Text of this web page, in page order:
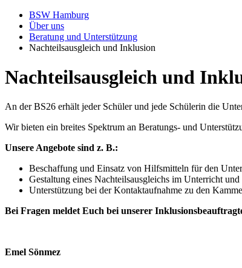
BSW Hamburg
Über uns
Beratung und Unterstützung
Nachteilsausgleich und Inklusion
Nachteilsausgleich und
An der BS26 erhält jeder Schüler und jede Schülerin die
Wir bieten ein breites Spektrum an Beratungs- und
Unsere Angebote sind z. B.:
Beschaffung und Einsatz von Hilfsmitteln für den
Gestaltung eines Nachteilsausgleichs im Unterricht
Unterstützung bei der Kontaktaufnahme zu den
Bei Fragen meldet Euch bei unserer
Emel Sönmez